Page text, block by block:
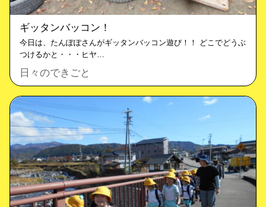
ギッタンバッコン！
今日は、たんぽぽさんがギッタンバッコン遊び！！ どこでどうぶ
つけるかと・・・ヒヤ…
日々のできごと